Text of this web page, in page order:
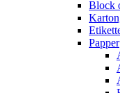
Block
Papper